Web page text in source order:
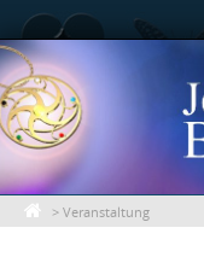
Skip
to
content
> Veranstaltung